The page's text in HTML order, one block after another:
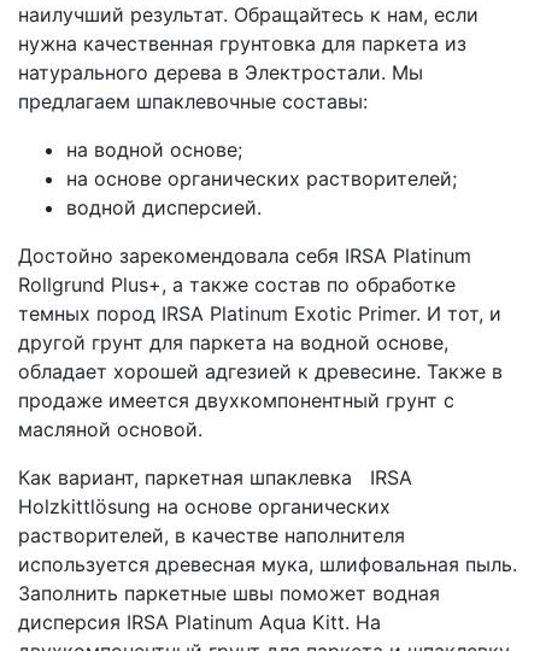
наилучший результат. Обращайтесь к нам, если
нужна качественная грунтовка для паркета из
натурального дерева в Электростали. Мы
предлагаем шпаклевочные составы:
на водной основе;
на основе органических растворителей;
водной дисперсией.
Достойно зарекомендовала себя IRSA Platinum
Rollgrund Plus+, а также состав по обработке
темных пород IRSA Platinum Exotic Primer. И тот, и
другой грунт для паркета на водной основе,
обладает хорошей адгезией к древесине. Также в
продаже имеется двухкомпонентный грунт с
масляной основой.
Как вариант, паркетная шпаклевка IRSA
Holzkittlösung на основе органических
растворителей, в качестве наполнителя
используется древесная мука, шлифовальная пыль.
Заполнить паркетные швы поможет водная
дисперсия IRSA Platinum Aqua Kitt. На